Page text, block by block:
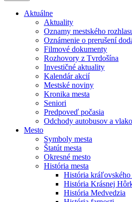
Aktuálne
Aktuality
Oznamy mestského
Oznámenie o prerušení
Filmové dokumenty
Rozhovory z Tvrdošína
Investičné aktuality
Kalendár akcií
Mestské noviny
Kronika mesta
Seniori
Predpoveď počasia
Odchody autobusov a
Mesto
Symboly mesta
Štatút mesta
Okresné mesto
História mesta
História kráľovského
História Krásnej
História Medvedzia